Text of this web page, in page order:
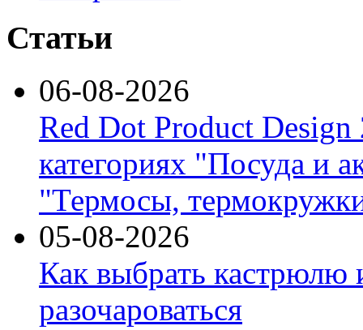
Статьи
06-08-2026
Red Dot Product Design
категориях "Посуда и
"Термосы,
05-08-2026
Как выбрать кастрюлю
разочароваться